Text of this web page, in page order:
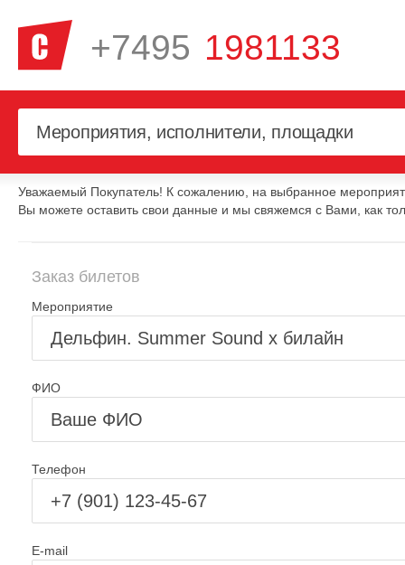
+7495 1981133
Уважаемый Покупатель! К сожалению, на выбранное
Вы можете оставить свои данные и мы свяжемся с Вами, как
Заказ билетов
Мероприятие
ФИО
Телефон
E-mail